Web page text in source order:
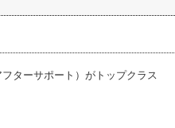
ターサポート）がトップクラス